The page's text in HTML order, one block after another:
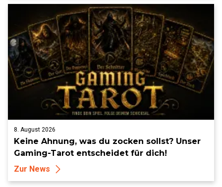
8. August 2026
Keine Ahnung, was du zocken sollst? Unser
Gaming-Tarot entscheidet für dich!
Zur News